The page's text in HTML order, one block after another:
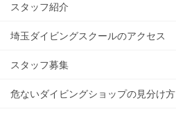
スタッフ紹介
埼玉ダイビングスクールのアクセス
スタッフ募集
危ないダイビングショップの見分け方